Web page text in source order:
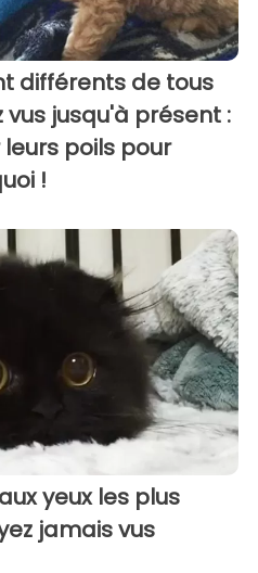
différents de tous
vus jusqu'à présent :
poils pour
!
yeux les plus
jamais vus